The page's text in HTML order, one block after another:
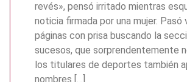
revés», pensó irritado mientras
noticia firmada por una mujer. Pasó
páginas con prisa buscando la
sucesos, que sorprendentemente
los titulares de deportes también
nombres […]